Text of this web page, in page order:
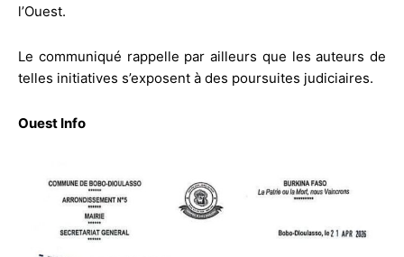
l’Ouest.
Le communiqué rappelle par ailleurs que les auteurs de
telles initiatives s’exposent à des poursuites judiciaires.
Ouest Info